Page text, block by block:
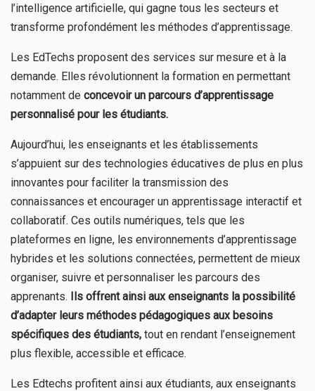
l’intelligence artificielle, qui gagne tous les secteurs et
transforme profondément les méthodes d’apprentissage.
Les EdTechs proposent des services sur mesure et à la
demande. Elles révolutionnent la formation en permettant
notamment de concevoir un parcours d’apprentissage
personnalisé pour les étudiants.
Aujourd’hui, les enseignants et les établissements
s’appuient sur des technologies éducatives de plus en plus
innovantes pour faciliter la transmission des
connaissances et encourager un apprentissage interactif et
collaboratif. Ces outils numériques, tels que les
plateformes en ligne, les environnements d’apprentissage
hybrides et les solutions connectées, permettent de mieux
organiser, suivre et personnaliser les parcours des
apprenants. Ils offrent ainsi aux enseignants la possibilité
d’adapter leurs méthodes pédagogiques aux besoins
spécifiques des étudiants, tout en rendant l’enseignement
plus flexible, accessible et efficace.
Les Edtechs profitent ainsi aux étudiants, aux enseignants